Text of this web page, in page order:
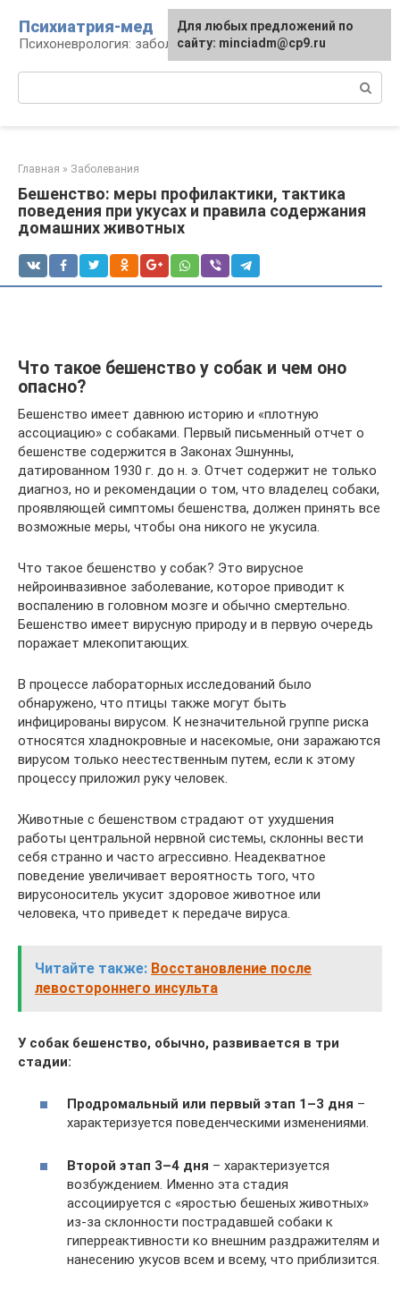
контенту
Психиатрия-мед
Психоневрология: заболевания и терапия
Главная » Заболевания
Бешенство: меры профилактики, тактика
поведения при укусах и правила содержания
домашних животных
Что такое бешенство у собак и чем оно
опасно?
Бешенство имеет давнюю историю и «плотную
ассоциацию» с собаками. Первый письменный отчет о
бешенстве содержится в Законах Эшнунны,
датированном 1930 г. до н. э. Отчет содержит не только
диагноз, но и рекомендации о том, что владелец собаки,
проявляющей симптомы бешенства, должен принять все
возможные меры, чтобы она никого не укусила.
Что такое бешенство у собак? Это вирусное
нейроинвазивное заболевание, которое приводит к
воспалению в головном мозге и обычно смертельно.
Бешенство имеет вирусную природу и в первую очередь
поражает млекопитающих.
В процессе лабораторных исследований было
обнаружено, что птицы также могут быть
инфицированы вирусом. К незначительной группе риска
относятся хладнокровные и насекомые, они заражаются
вирусом только неестественным путем, если к этому
процессу приложил руку человек.
Животные с бешенством страдают от ухудшения
работы центральной нервной системы, склонны вести
себя странно и часто агрессивно. Неадекватное
поведение увеличивает вероятность того, что
вирусоноситель укусит здоровое животное или
человека, что приведет к передаче вируса.
Читайте также: Восстановление после
левостороннего инсульта
У собак бешенство, обычно, развивается в три
стадии:
Продромальный или первый этап 1–3 дня –
характеризуется поведенческими изменениями.
Второй этап 3–4 дня – характеризуется
возбуждением. Именно эта стадия
ассоциируется с «яростью бешеных животных»
из-за склонности пострадавшей собаки к
гиперреактивности ко внешним раздражителям и
нанесению укусов всем и всему, что приблизится.
Для любых предложений по
сайту: minciadm@cp9.ru